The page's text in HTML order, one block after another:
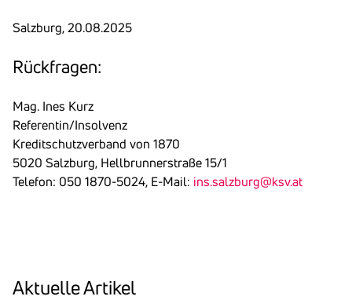
Salzburg, 20.08.2025
Rück­fragen:
Mag. Ines Kurz
Referentin/Insolvenz
Kreditschutzverband von 1870
5020 Salzburg, Hellbrunnerstraße 15/1
Telefon: 050 1870-5024, E-Mail: ins.salzburg@ksv.at
Aktu­elle Artikel